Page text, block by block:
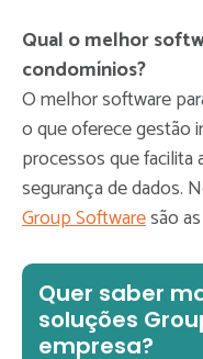
Qual o melhor
condomínios?
O melhor software
o que oferece gestão
processos que facilita
segurança de dados.
Group Softwaresão
Quer saber
soluções
empresa?